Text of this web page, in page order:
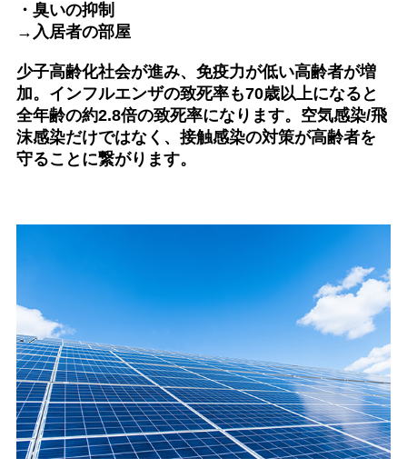
・臭いの抑制
→入居者の部屋
少子高齢化社会が進み、免疫力が低い高齢者が増
加。インフルエンザの致死率も70歳以上になると
全年齢の約2.8倍の致死率になります。空気感染/飛
沫感染だけではなく、接触感染の対策が高齢者を
守ることに繋がります。